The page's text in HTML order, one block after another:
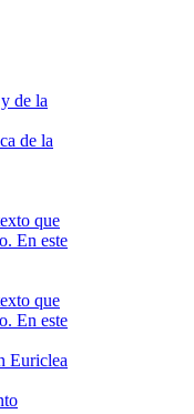
de la
de la
Euriclea